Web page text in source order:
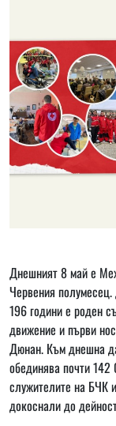
Днешният 8 май е
Червения
196 години е роден
движение и първи
Дюнан. Към днешна
обединява почти
служителите на БЧК
докоснали до